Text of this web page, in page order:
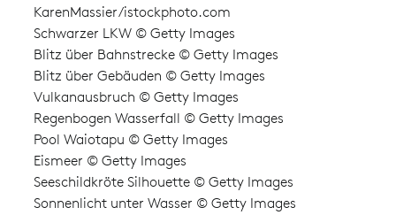
KarenMassier/istockphoto.com
Schwarzer LKW © Getty Images
Blitz über Bahnstrecke © Getty Images
Blitz über Gebäuden © Getty Images
Vulkanausbruch © Getty Images
Regenbogen Wasserfall © Getty Images
Pool Waiotapu © Getty Images
Eismeer © Getty Images
Seeschildkröte Silhouette © Getty Images
Sonnenlicht unter Wasser © Getty Images